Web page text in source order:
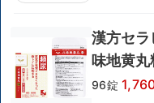
漢方セラ
味地黄丸
96錠